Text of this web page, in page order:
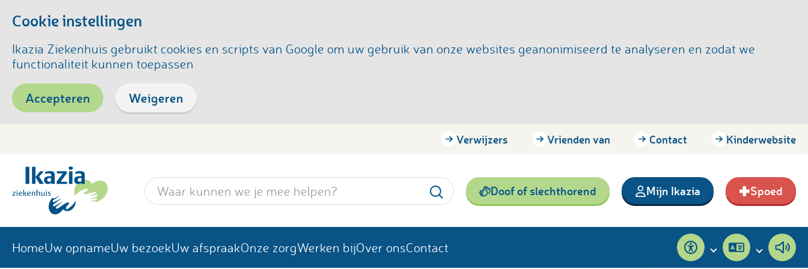
Cookie instellingen
Ikazia Ziekenhuis gebruikt cookies en scripts van Google om uw gebruik van onze websites geanonimiseerd te analyseren en zodat we
functionaliteit kunnen toepassen
Accepteren Weigeren
Verwijzers Vrienden van Contact Kinderwebsite
Zoekwoord Doof of slechthorend Mijn Ikazia Spoed
HomeUw opnameUw bezoekUw afspraakOnze zorgWerken bijOver onsContact Toegankelijkheid
Pagina